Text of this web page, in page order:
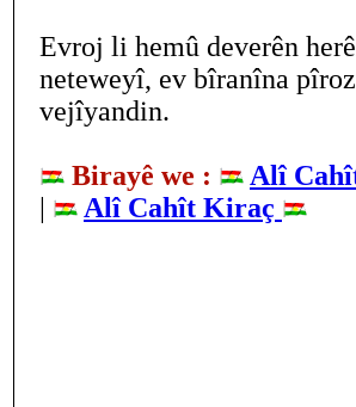
Evroj li hemû deverên
neteweyî, ev bîranîna
vejîyandin.
Birayê we : Alî
Alî Cahît Kiraç